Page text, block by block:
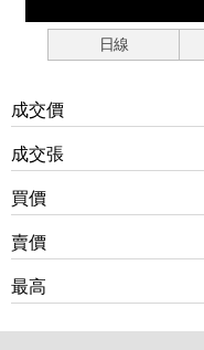
日線
成交價
成交張
買價
賣價
最高